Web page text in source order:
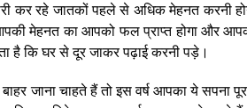
कर रहे जातकों पहले से अधिक मेहनत
मेहनत का आपको फल प्राप्त होगा और
है कि घर से दूर जाकर पढ़ाई करनी पड़े।
जाना चाहते हैं तो इस वर्ष आपका ये सपना